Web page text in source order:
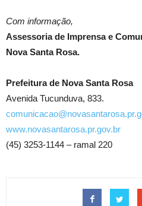
Com informação,
Assessoria de Imprensa e
Nova Santa Rosa.
Prefeitura de Nova Santa Rosa
Avenida Tucunduva, 833.
www.novasantarosa.pr.gov.br
(45) 3253-1144 – ramal 220